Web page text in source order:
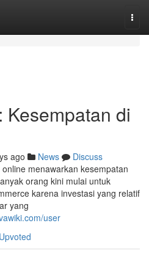
di
ago News
Discuss
menawarkan kesempatan
orang kini mulai untuk
karena investasi yang relatif
yang
user